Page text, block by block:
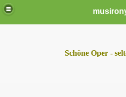
Schöne Oper -